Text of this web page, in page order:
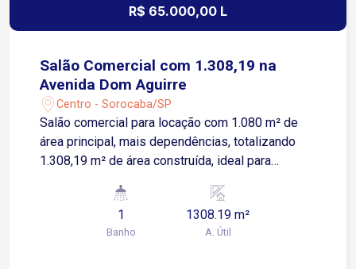
R$ 65.000,00 L
Salão Comercial com 1.308,19 na
Avenida Dom Aguirre
Centro - Sorocaba/SP
Salão comercial para locação com 1.080 m² de
área principal, mais dependências, totalizando
1.308,19 m² de área construída, ideal para
de serviço Banheiro social Estacionamento para
1
Banho
1308.19 m²
A. Útil